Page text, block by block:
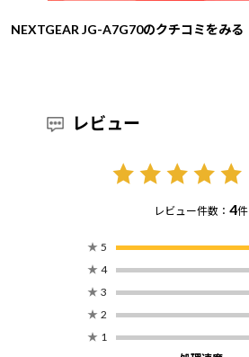
NEXTGEAR JG-A7G70のクチコミをみる
レビュー
レビュー件数：4件
★ 5
★ 4
★ 3
★ 2
★ 1